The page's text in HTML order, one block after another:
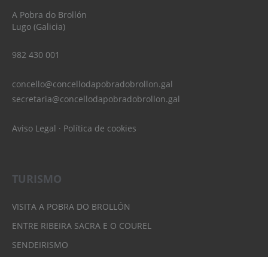
A Pobra do Brollón
Lugo (Galicia)
982 430 001
concello@concellodapobradobrollon.gal
secretaria@concellodapobradobrollon.gal
Aviso Legal · Política de cookies
TURISMO
VISITA A POBRA DO BROLLÓN
ENTRE RIBEIRA SACRA E O COUREL
SENDEIRISMO